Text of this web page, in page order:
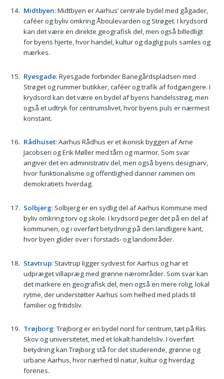
Midtbyen: Midtbyen er Aarhus’ centrale bydel med gågader,
caféer og byliv omkring Åboulevarden og Strøget. I krydsord
kan det være en direkte geografisk del, men også billedligt
for byens hjerte, hvor handel, kultur og daglig puls samles og
mærkes.
Ryesgade: Ryesgade forbinder Banegårdspladsen med
Strøget og rummer butikker, caféer og trafik af fodgængere. I
krydsord kan det være en bydel af byens handelsstrøg, men
også et udtryk for centrumslivet, hvor byens puls er nærmest
konstant.
Rådhuset: Aarhus Rådhus er et ikonisk byggeri af Arne
Jacobsen og Erik Møller med tårn og marmor. Som svar
angiver det en administrativ del, men også byens designarv,
hvor funktionalisme og offentlighed danner rammen om
demokratiets hverdag.
Solbjerg: Solbjerg er en sydlig del af Aarhus Kommune med
byliv omkring torv og skole. I krydsord peger det på en del af
kommunen, og i overført betydning på den landligere kant,
hvor byen glider over i forstads- og landområder.
Stavtrup: Stavtrup ligger sydvest for Aarhus og har et
udpræget villapræg med grønne nærområder. Som svar kan
det markere en geografisk del, men også en mere rolig, lokal
rytme, der understøtter Aarhus som helhed med plads til
familier og fritidsliv.
Trøjborg: Trøjborg er en bydel nord for centrum, tæt på Riis
Skov og universitetet, med et lokalt handelsliv. I overført
betydning kan Trøjborg stå for det studerende, grønne og
urbane Aarhus, hvor nærhed til natur, kultur og hverdag
forenes.